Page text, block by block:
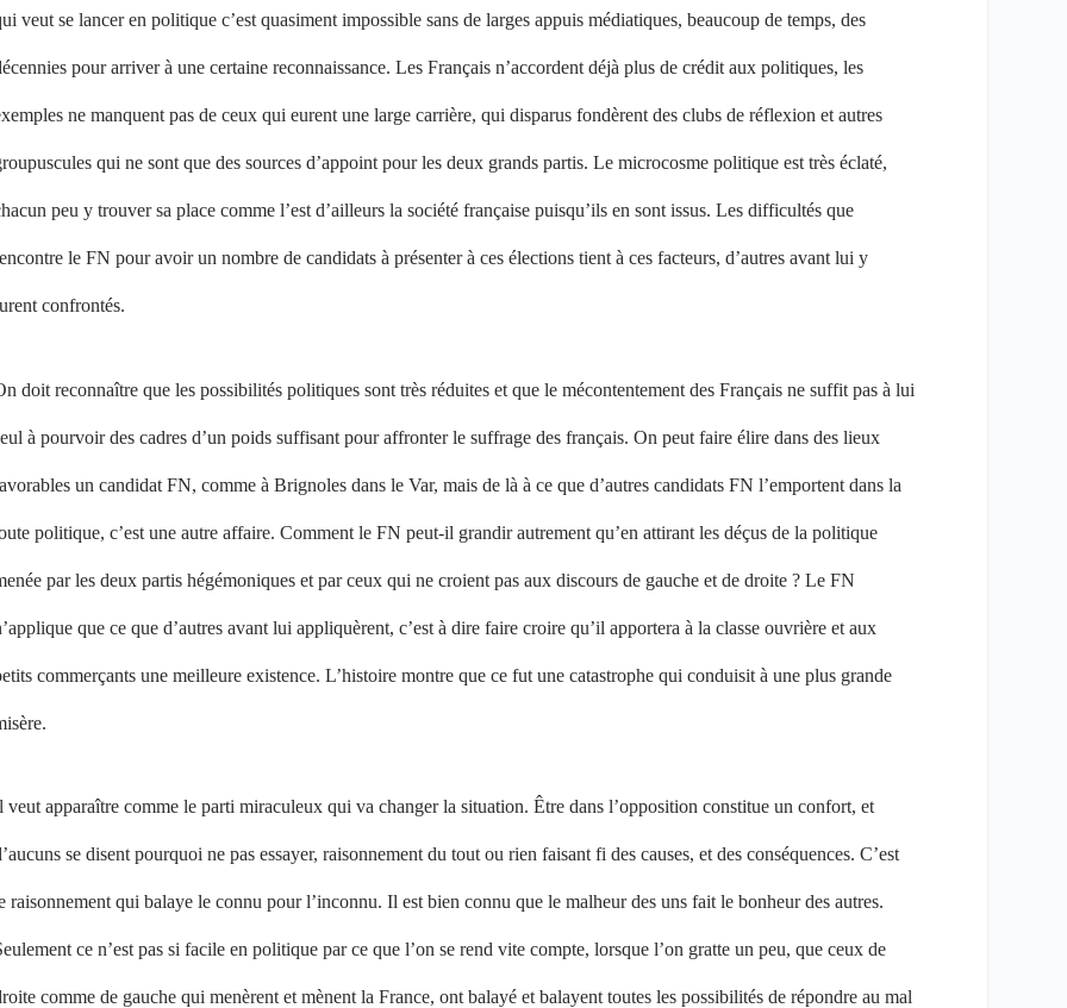
veut se lancer en politique c’est quasiment impossible sans de larges appuis médiatiques, beaucoup de temps, des
pour arriver à une certaine reconnaissance. Les Français n’accordent déjà plus de crédit aux politiques, les
ne manquent pas de ceux qui eurent une large carrière, qui disparus fondèrent des clubs de réflexion et autres
qui ne sont que des sources d’appoint pour les deux grands partis. Le microcosme politique est très éclaté,
peu y trouver sa place comme l’est d’ailleurs la société française puisqu’ils en sont issus. Les difficultés que
le FN pour avoir un nombre de candidats à présenter à ces élections tient à ces facteurs, d’autres avant lui y
confrontés.
doit reconnaître que les possibilités politiques sont très réduites et que le mécontentement des Français ne suffit pas à lui
à pourvoir des cadres d’un poids suffisant pour affronter le suffrage des français. On peut faire élire dans des lieux
un candidat FN, comme à Brignoles dans le Var, mais de là à ce que d’autres candidats FN l’emportent dans la
politique, c’est une autre affaire. Comment le FN peut-il grandir autrement qu’en attirant les déçus de la politique
par les deux partis hégémoniques et par ceux qui ne croient pas aux discours de gauche et de droite ? Le FN
que ce que d’autres avant lui appliquèrent, c’est à dire faire croire qu’il apportera à la classe ouvrière et aux
commerçants une meilleure existence. L’histoire montre que ce fut une catastrophe qui conduisit à une plus grande
veut apparaître comme le parti miraculeux qui va changer la situation. Être dans l’opposition constitue un confort, et
se disent pourquoi ne pas essayer, raisonnement du tout ou rien faisant fi des causes, et des conséquences. C’est
raisonnement qui balaye le connu pour l’inconnu. Il est bien connu que le malheur des uns fait le bonheur des autres.
ce n’est pas si facile en politique par ce que l’on se rend vite compte, lorsque l’on gratte un peu, que ceux de
comme de gauche qui menèrent et mènent la France, ont balayé et balayent toutes les possibilités de répondre au mal